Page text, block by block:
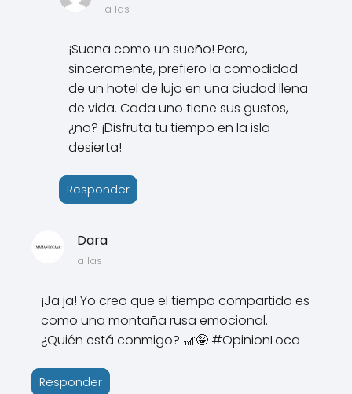
a las
¡Suena como un sueño! Pero,
sinceramente, prefiero la comodidad
de un hotel de lujo en una ciudad llena
de vida. Cada uno tiene sus gustos,
¿no? ¡Disfruta tu tiempo en la isla
desierta!
Responder
Dara
a las
¡Ja ja! Yo creo que el tiempo compartido es
como una montaña rusa emocional.
¿Quién está conmigo? 🎢🤪 #OpinionLoca
Responder